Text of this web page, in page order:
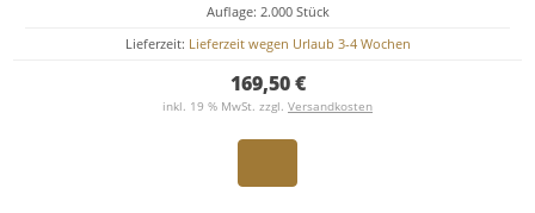
Auflage: 2.000 Stück
Lieferzeit: Lieferzeit wegen Urlaub 3-4 Wochen
169,50 €
inkl. 19 % MwSt. zzgl. Versandkosten